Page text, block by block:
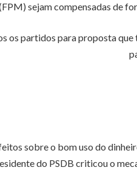
sejam compensadas de
os partidos para proposta
sobre o bom uso do
do PSDB criticou o